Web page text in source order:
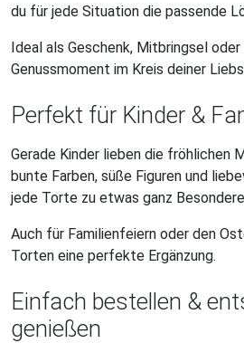
du für jede Situation die passende
Ideal als Geschenk, Mitbringsel
Genussmoment im Kreis deiner
Perfekt für Kinder &
Gerade Kinder lieben die fröhlichen
bunte Farben, süße Figuren und
jede Torte zu etwas ganz
Auch für Familienfeiern oder den
Torten eine perfekte Ergänzung.
Einfach bestellen &
genießen